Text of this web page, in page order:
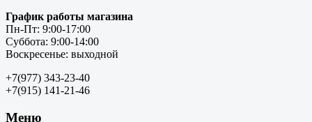
График работы магазина
Пн-Пт: 9:00-17:00
Суббота: 9:00-14:00
Воскресенье: выходной
+7(977) 343-23-40
+7(915) 141-21-46
Меню